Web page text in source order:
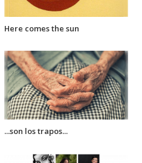
Here comes the sun
...son los trapos...